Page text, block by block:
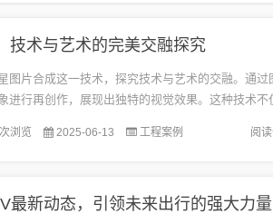
技术与艺术的完美交融探究
图片合成这一技术，探究技术与艺术的交融。通过
进行再创作，展现出独特的视觉效果。这种技术不
创新，也反映了技术与艺术相互融合的趋势。通过
阅
浏览 2025-06-13 工程案例
最新动态，引领未来出行的强大力量